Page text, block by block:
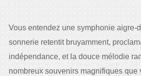
Vous entendez une symphonie aigre-
sonnerie retentit bruyamment,
indépendance, et la douce mélodie
nombreux souvenirs magnifiques que